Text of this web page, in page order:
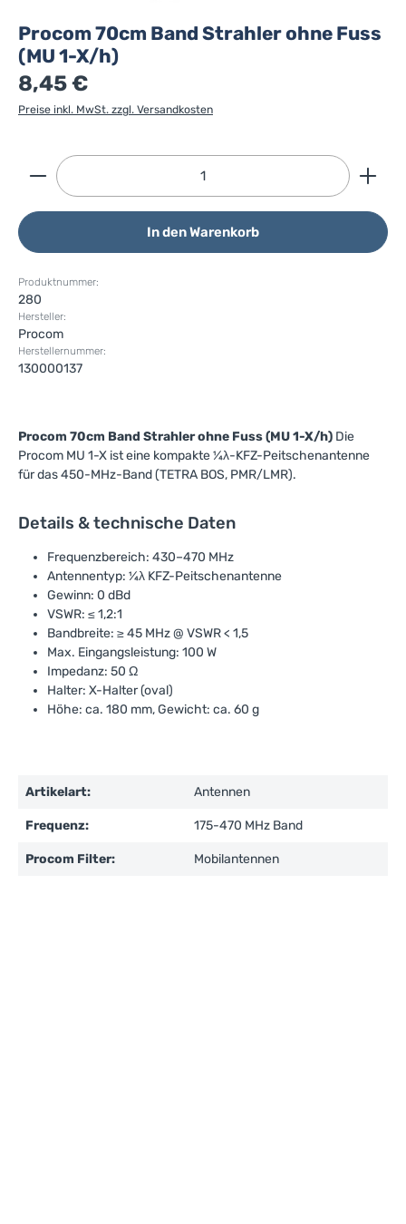
Procom 70cm Band Strahler ohne Fuss
(MU 1-X/h)
8,45 €
Preise inkl. MwSt. zzgl. Versandkosten
Produkt Anzahl: Gib den gewünschten Wert ein
In den Warenkorb
Produktnummer:
280
Hersteller:
Procom
Herstellernummer:
130000137
Procom 70cm Band Strahler ohne Fuss (MU 1-X/h) Die
Procom MU 1-X ist eine kompakte ¼λ-KFZ-Peitschenantenne
für das 450-MHz-Band (TETRA BOS, PMR/LMR).
Details & technische Daten
Frequenzbereich: 430–470 MHz
Antennentyp: ¼λ KFZ-Peitschenantenne
Gewinn: 0 dBd
VSWR: ≤ 1,2:1
Bandbreite: ≥ 45 MHz @ VSWR < 1,5
Max. Eingangsleistung: 100 W
Impedanz: 50 Ω
Halter: X-Halter (oval)
Höhe: ca. 180 mm, Gewicht: ca. 60 g
Artikelart: Antennen
Frequenz: 175-470 MHz Band
Procom Filter: Mobilantennen